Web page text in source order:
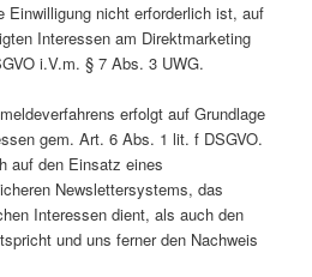
Einwilligung nicht erforderlich ist, auf
Interessen am Direktmarketing
i.V.m. § 7 Abs. 3 UWG.
erfolgt auf Grundlage
gem. Art. 6 Abs. 1 lit. f DSGVO.
auf den Einsatz eines
Newslettersystems, das
Interessen dient, als auch den
und uns ferner den Nachweis